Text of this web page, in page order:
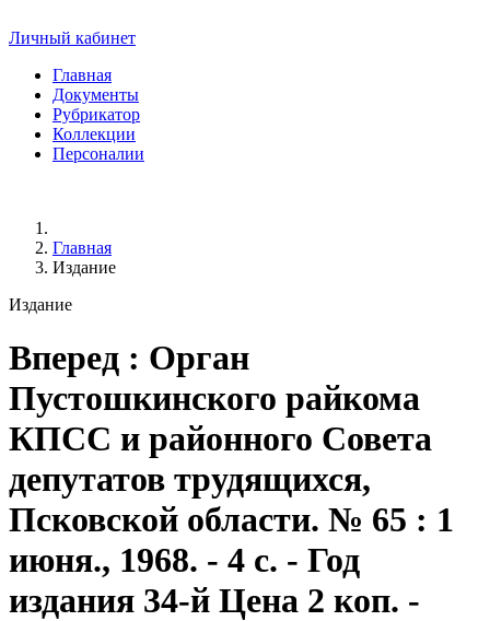
Личный кабинет
Главная
Документы
Рубрикатор
Коллекции
Персоналии
Главная
Издание
Издание
Вперед : Орган
Пустошкинского райкома
КПСС и районного Совета
депутатов трудящихся,
Псковской области. № 65 : 1
июня., 1968. - 4 с. - Год
издания 34-й Цена 2 коп. -